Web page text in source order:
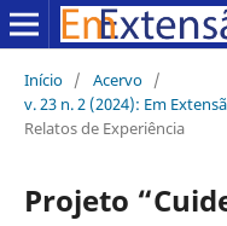
Início / Acervo /
v. 23 n. 2 (2024): Em
Relatos de Experiência
Projeto